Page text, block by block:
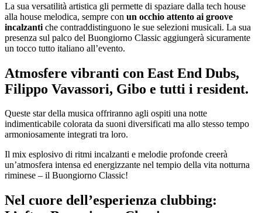
La sua versatilità artistica gli permette di spaziare dalla tech house
alla house melodica, sempre con un occhio attento ai groove
incalzanti che contraddistinguono le sue selezioni musicali. La sua
presenza sul palco del Buongiorno Classic aggiungerà sicuramente
un tocco tutto italiano all’evento.
Atmosfere vibranti con East End Dubs,
Filippo Vavassori, Gibo e tutti i resident.
Queste star della musica offriranno agli ospiti una notte
indimenticabile colorata da suoni diversificati ma allo stesso tempo
armoniosamente integrati tra loro.
Il mix esplosivo di ritmi incalzanti e melodie profonde creerà
un’atmosfera intensa ed energizzante nel tempio della vita notturna
riminese – il Buongiorno Classic!
Nel cuore dell’esperienza clubbing: